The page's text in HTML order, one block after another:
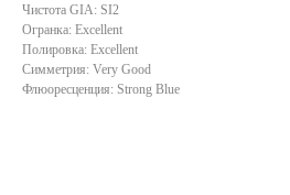
Чистота GIA: SI2
Огранка: Excellent
Полировка: Excellent
Симметрия: Very Good
Флюоресценция: Strong Blue